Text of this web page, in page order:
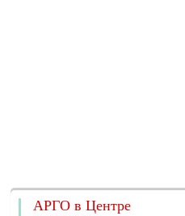
АРГО в Центре